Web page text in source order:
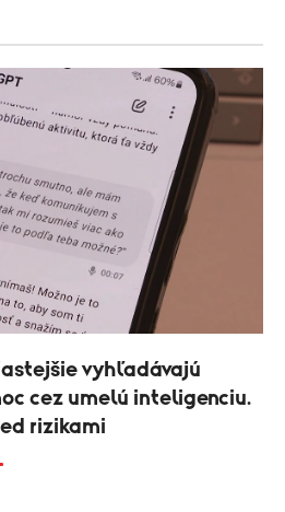
vyhľadávajú
cez umelú inteligenciu.
rizikami